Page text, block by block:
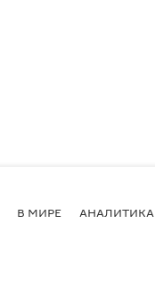
В МИРЕ АНАЛИТИКА